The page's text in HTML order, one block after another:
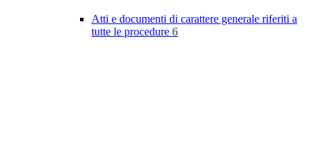
Atti e documenti di carattere generale riferiti a
tutte le procedure 6